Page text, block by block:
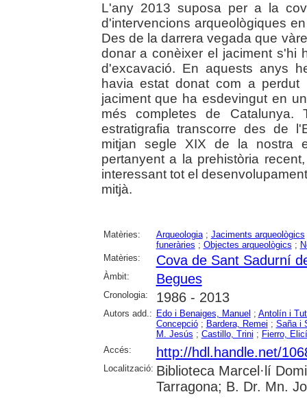
L'any 2013 suposa per a la
d'intervencions arqueològiques
Des de la darrera vegada que
donar a conèixer el jaciment s'hi
d'excavació. En aquests anys
havia estat donat com a
jaciment que ha esdevingut en
més completes de
estratigrafia transcorre des de
mitjan segle XIX de la nostra
pertanyent a la prehistòria
interessant tot el
mitjà.
Matèries: Arqueologia; Jaciments arqueològics
funeràries ; Objectes arqueològics ;
Matèries:
Cova de Sant Sadurní
Àmbit: Begues
Cronologia: 1986 - 2013
Autors add.: Edo i Benaiges, Manuel ; Antolín i
Concepció; Bardera, Remei ; Saña i
M. Jesús ; Castillo, Trini ; Fierro,
Accés:
http://hdl.handle.net/
Localització: Biblioteca Marcel·lí
Tarragona; B. Dr. Mn.